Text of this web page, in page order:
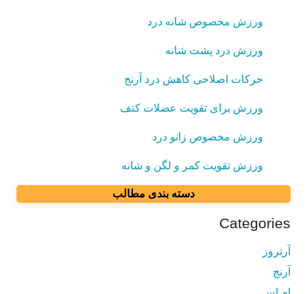
ورزش مخصوص شانه درد
ورزش درد پشت شانه
حرکات اصلاحی کاهش درد آرنج
ورزش برای تقویت عضلات کتف
ورزش مخصوص زانو درد
ورزش تقویت کمر و لگن و شانه
دسته بندی مطالب
Categories
آرتروز
آرنج